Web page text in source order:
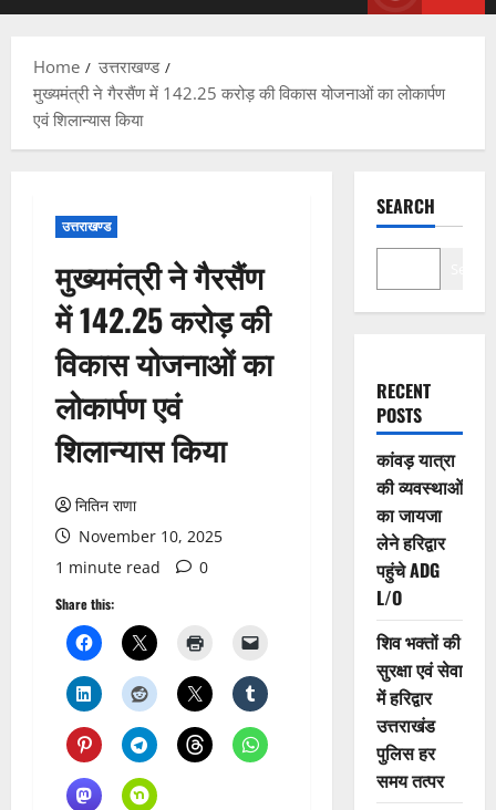
Home
उत्तराखण्ड
मुख्यमंत्री ने गैरसैंण में 142.25 करोड़ की विकास योजनाओं का लोकार्पण
एवं शिलान्यास किया
उत्तराखण्ड
मुख्यमंत्री ने गैरसैंण
में 142.25 करोड़ की
विकास योजनाओं का
लोकार्पण एवं
शिलान्यास किया
नितिन राणा
November 10, 2025
1 minute read
0
Share this:
SEARCH
RECENT
POSTS
कांवड़ यात्रा
की व्यवस्थाओं
का जायजा
लेने हरिद्वार
पहुंचे ADG
L/O
शिव भक्तों की
सुरक्षा एवं सेवा
में हरिद्वार
उत्तराखंड
पुलिस हर
समय तत्पर